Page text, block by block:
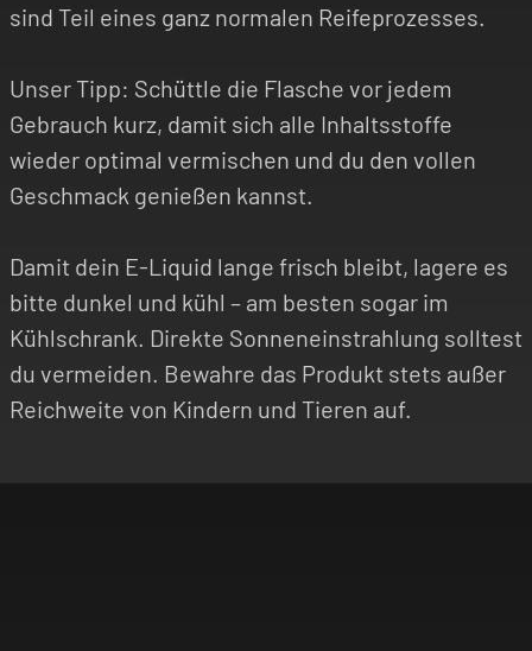
sind Teil eines ganz normalen Reifeprozesses.
Unser Tipp: Schüttle die Flasche vor jedem
Gebrauch kurz, damit sich alle Inhaltsstoffe
wieder optimal vermischen und du den vollen
Geschmack genießen kannst.
Damit dein E-Liquid lange frisch bleibt, lagere es
bitte dunkel und kühl – am besten sogar im
Kühlschrank. Direkte Sonneneinstrahlung solltest
du vermeiden. Bewahre das Produkt stets außer
Reichweite von Kindern und Tieren auf.